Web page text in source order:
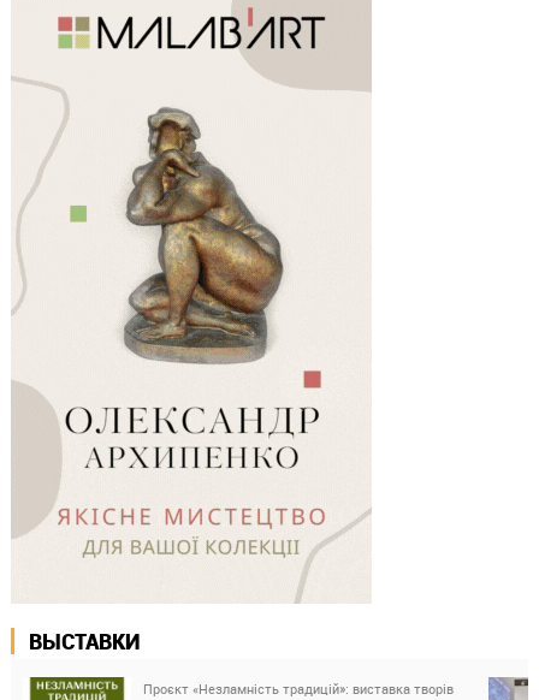
ВЫСТАВКИ
Проєкт «Незламність традицій»: виставка творів